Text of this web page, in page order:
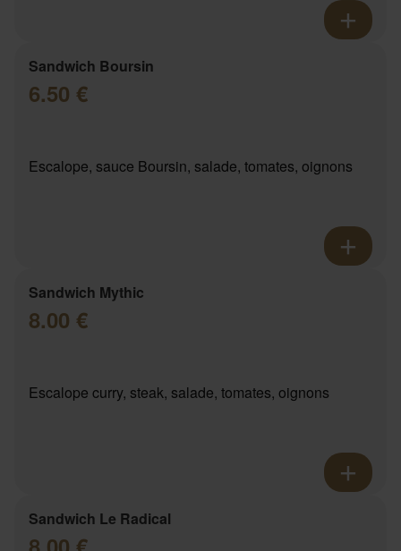
Sandwich Boursin
6.50 €
Escalope, sauce Boursin, salade, tomates, oignons
Sandwich Mythic
8.00 €
Escalope curry, steak, salade, tomates, oignons
Sandwich Le Radical